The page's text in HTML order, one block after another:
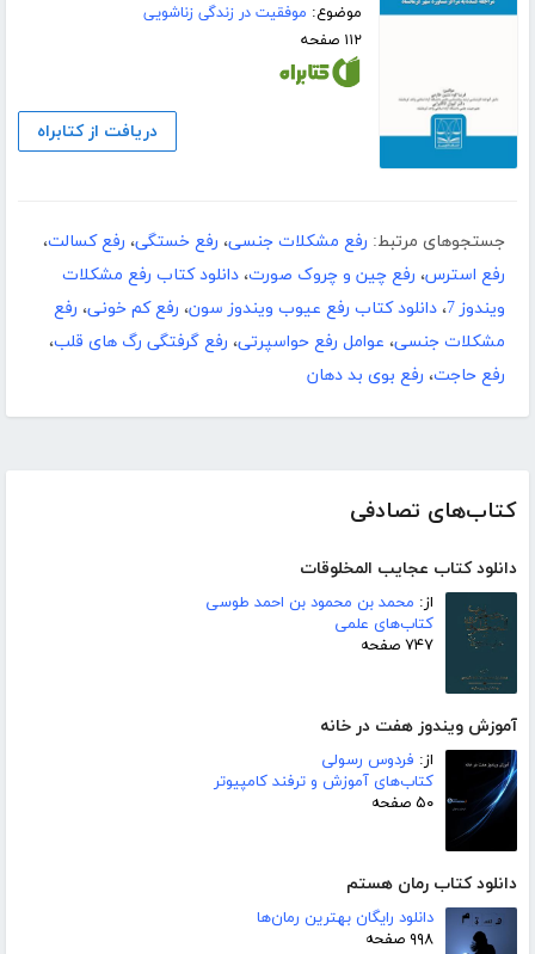
کتاب‌های تصادفی
دانلود کتاب عجایب المخلوقات
از: محمد بن محمود بن احمد طوسی
کتاب‌های علمی
۷۴۷ صفحه
آموزش ویندوز هفت در خانه
از: فردوس رسولی
کتاب‌های آموزش و ترفند کامپیوتر
۵۰ صفحه
دانلود کتاب رمان هستم
دانلود رایگان بهترین رمان‌ها
۹۹۸ صفحه
موضوع: موفقیت در زندگی زناشویی
۱۱۲ صفحه
دریافت از کتابراه
جستجوهای مرتبط: رفع مشکلات جنسی، رفع خستگی، رفع کسالت،
رفع استرس، رفع چین و چروک‌‌ صورت، دانلود کتاب رفع مشکلات
ویندوز 7
، دانلود کتاب رفع عیوب ویندوز سون، رفع کم خونی، رفع
مشکلات جنسی، عوامل رفع حواس‏پرتی، رفع گرفتگی رگ های قلب،
رفع حاجت، رفع بوی بد دهان